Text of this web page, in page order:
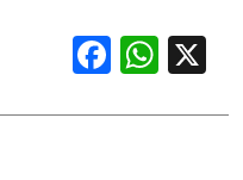
FacebookWhatsApp